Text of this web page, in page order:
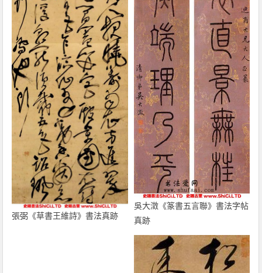
張弼《草書王維詩》書法真跡
吳大澂《篆書五言聯》書法字帖
真跡